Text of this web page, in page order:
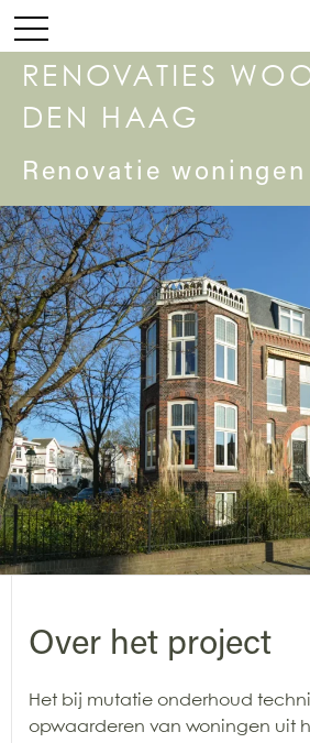
RENOVATIES
DEN HAAG
Renovatie woningen
Over het project
Het bij mutatie onderhoud
opwaarderen van woningen uit